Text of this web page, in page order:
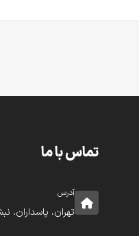
تماس با ما
آدرس
تهران،